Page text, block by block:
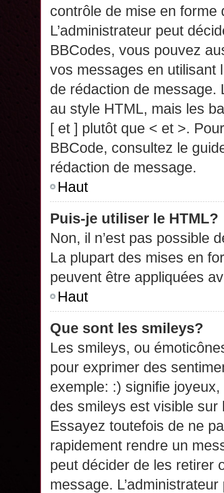
contrôle de mise en forme
L’administrateur peut
BBCodes, vous pouvez
vos messages en utilisant
de rédaction de message.
au style HTML, mais les
[ et ] plutôt que < et >.
BBCode, consultez le
rédaction de message.
Haut
Puis-je utiliser le HTML?
Non, il n’est pas possible
La plupart des mises en
peuvent être appliquées
Haut
Que sont les smileys?
Les smileys, ou
pour exprimer des
exemple: :) signifie
des smileys est visible
Essayez toutefois de ne
rapidement rendre un
peut décider de les retirer
message.